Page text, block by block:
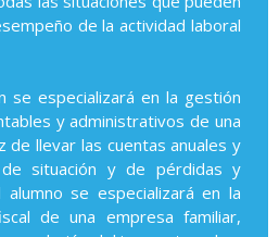
de la actividad laboral
se especializará en la gestión
y administrativos de una
de llevar las cuentas anuales y
situación y de pérdidas y
alumno se especializará en la
de una empresa familiar,